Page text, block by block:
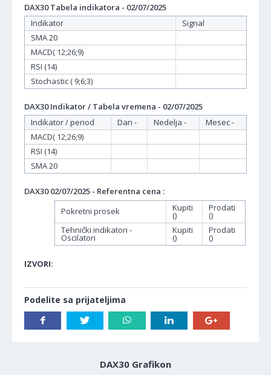
DAX30 Tabela indikatora - 02/07/2025
Indikator
Signal
SMA 20
MACD( 12;26;9)
RSI (14)
Stochastic ( 9;6;3)
DAX30 Indikator / Tabela vremena - 02/07/2025
Indikator / period
Dan - Nedelja -
Mesec -
MACD( 12;26;9)
RSI (14)
SMA 20
DAX30 02/07/2025 - Referentna cena :
Pokretni prosek
Kupiti
()
Prodati
()
Tehnički indikatori -
Oscilatori
Kupiti
()
Prodati
()
IZVORI:
Podelite sa prijateljima
DAX30 Grafikon